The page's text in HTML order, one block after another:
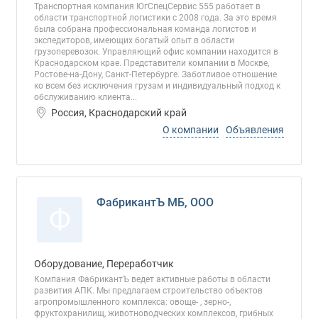
Транспортная компания ЮгСпецСервис 555 работает в
области транспортной логистики с 2008 года. За это время
была собрана профессиональная команда логистов и
экспедиторов, имеющих богатый опыт в области
грузоперевозок. Управляющий офис компании находится в
Краснодарском крае. Представители компании в Москве,
Ростове-на-Дону, Санкт-Петербурге. Заботливое отношение
ко всем без исключения грузам и индивидуальный подход к
обслуживанию клиента...
Россия, Краснодарский край
О компании
Объявления
ФабрикантЪ МБ, ООО
Оборудование, Переработчик
Компания ФабрикантЪ ведет активные работы в области
развития АПК. Мы предлагаем строительство объектов
агропромышленного комплекса: овоще- , зерно-,
фруктохранилищ, животноводческих комплексов, грибных